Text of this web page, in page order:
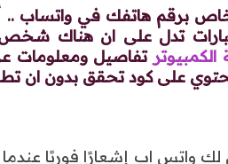
برقم هاتفك في واتساب ..
تدل على ان هناك
تفاصيل ومعلومات
على كود تحقق بدون ان